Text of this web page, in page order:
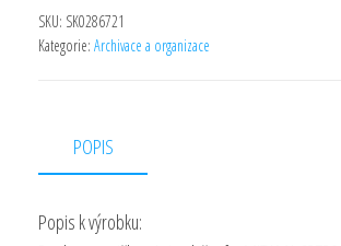
SKU: SK0286721
Kategorie: Archivace a organizace
POPIS
Popis k výrobku: